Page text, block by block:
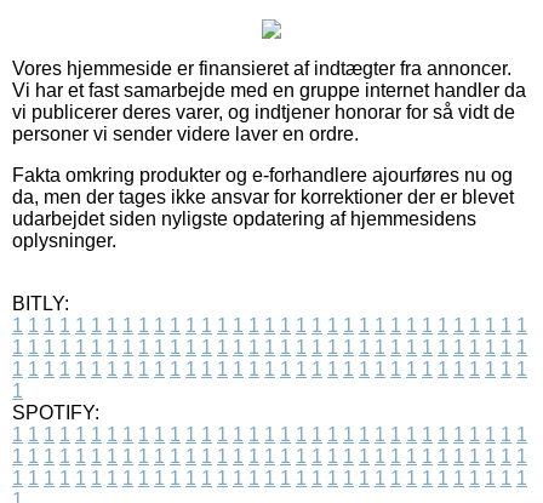
Vores hjemmeside er finansieret af indtægter fra annoncer.
Vi har et fast samarbejde med en gruppe internet handler da
vi publicerer deres varer, og indtjener honorar for så vidt de
personer vi sender videre laver en ordre.
Fakta omkring produkter og e-forhandlere ajourføres nu og
da, men der tages ikke ansvar for korrektioner der er blevet
udarbejdet siden nyligste opdatering af hjemmesidens
oplysninger.
BITLY:
1 1 1 1 1 1 1 1 1 1 1 1 1 1 1 1 1 1 1 1 1 1 1 1 1 1 1 1 1 1 1 1 1
1 1 1 1 1 1 1 1 1 1 1 1 1 1 1 1 1 1 1 1 1 1 1 1 1 1 1 1 1 1 1 1 1
1 1 1 1 1 1 1 1 1 1 1 1 1 1 1 1 1 1 1 1 1 1 1 1 1 1 1 1 1 1 1 1 1
1
SPOTIFY:
1 1 1 1 1 1 1 1 1 1 1 1 1 1 1 1 1 1 1 1 1 1 1 1 1 1 1 1 1 1 1 1 1
1 1 1 1 1 1 1 1 1 1 1 1 1 1 1 1 1 1 1 1 1 1 1 1 1 1 1 1 1 1 1 1 1
1 1 1 1 1 1 1 1 1 1 1 1 1 1 1 1 1 1 1 1 1 1 1 1 1 1 1 1 1 1 1 1 1